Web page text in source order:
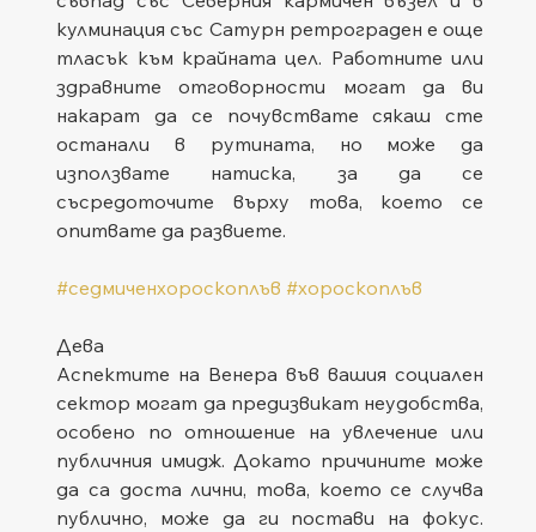
кулминация със Сатурн ретрограден е още
тласък към крайната цел. Работните или
здравните отговорности могат да ви
накарат да се почувствате сякаш сте
останали в рутината, но може да
използвате натиска, за да се
съсредоточите върху това, което се
опитвате да развиете.
#седмиченхороскоплъв #хороскоплъв
Дева
Аспектите на Венера във вашия социален
сектор могат да предизвикат неудобства,
особено по отношение на увлечение или
публичния имидж. Докато причините може
да са доста лични, това, което се случва
публично, може да ги постави на фокус.